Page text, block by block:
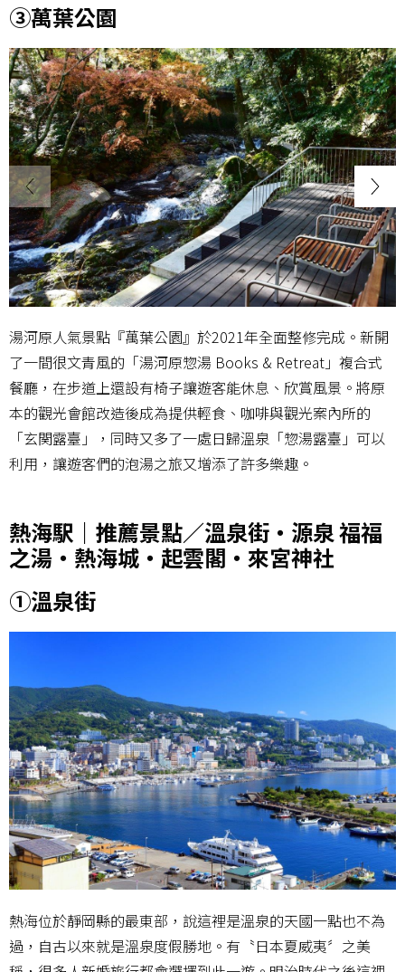
③萬葉公園
湯河原人氣景點『萬葉公園』於2021年全面整修完成。新開
了一間很文青風的「湯河原惣湯 Books & Retreat」複合式
餐廳，在步道上還設有椅子讓遊客能休息、欣賞風景。將原
本的觀光會館改造後成為提供輕食、咖啡與觀光案內所的
「玄関露臺」，同時又多了一處日歸溫泉「惣湯露臺」可以
利用，讓遊客們的泡湯之旅又增添了許多樂趣。
熱海駅｜推薦景點／溫泉街・源泉 福福
之湯・熱海城・起雲閣・來宮神社
①溫泉街
熱海位於靜岡縣的最東部，說這裡是溫泉的天國一點也不為
過，自古以來就是溫泉度假勝地。有〝日本夏威夷〞之美